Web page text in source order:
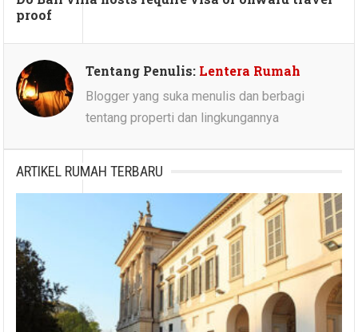
proof
Tentang Penulis: Lentera Rumah
Blogger yang suka menulis dan berbagi
tentang properti dan lingkungannya
ARTIKEL RUMAH TERBARU